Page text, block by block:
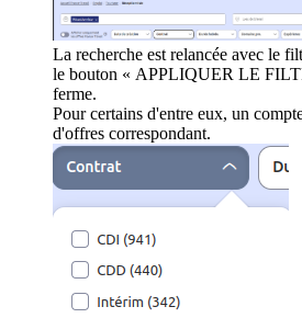
La recherche est relancée avec le
le bouton « APPLIQUER LE
ferme.
Pour certains d'entre eux, un
d'offres correspondant.